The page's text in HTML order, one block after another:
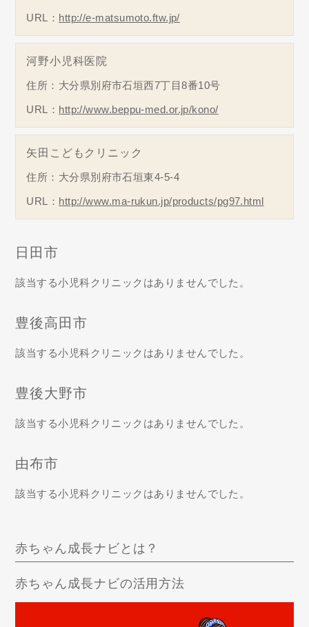
URL： http://e-matsumoto.ftw.jp/
河野小児科医院
住所：大分県別府市石垣西7丁目8番10号
URL： http://www.beppu-med.or.jp/kono/
矢田こどもクリニック
住所：大分県別府市石垣東4-5-4
URL： http://www.ma-rukun.jp/products/pg97.html
日田市
該当する小児科クリニックはありませんでした。
豊後高田市
該当する小児科クリニックはありませんでした。
豊後大野市
該当する小児科クリニックはありませんでした。
由布市
該当する小児科クリニックはありませんでした。
赤ちゃん成長ナビとは？
赤ちゃん成長ナビの活用方法